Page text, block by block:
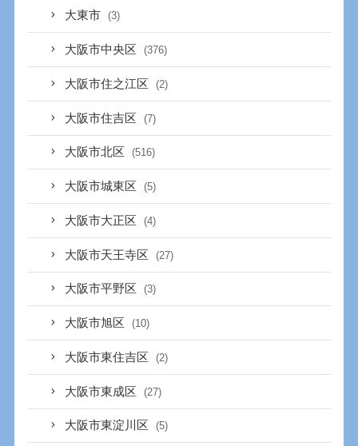
大東市 (3)
大阪市中央区 (376)
大阪市住之江区 (2)
大阪市住吉区 (7)
大阪市北区 (516)
大阪市城東区 (5)
大阪市大正区 (4)
大阪市天王寺区 (27)
大阪市平野区 (3)
大阪市旭区 (10)
大阪市東住吉区 (2)
大阪市東成区 (27)
大阪市東淀川区 (5)